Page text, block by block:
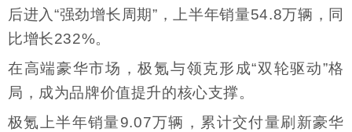
后进入“强劲增长周期”，上半年销量54.8万辆，同
比增长232%。
在高端豪华市场，极氪与领克形成“双轮驱动”格
局，成为品牌价值提升的核心支撑。
极氪上半年销量9.07万辆，累计交付量刷新豪华